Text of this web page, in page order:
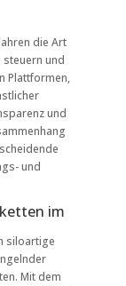
die Art
steuern und
Plattformen,
und
und
im
siloartige
Mit dem